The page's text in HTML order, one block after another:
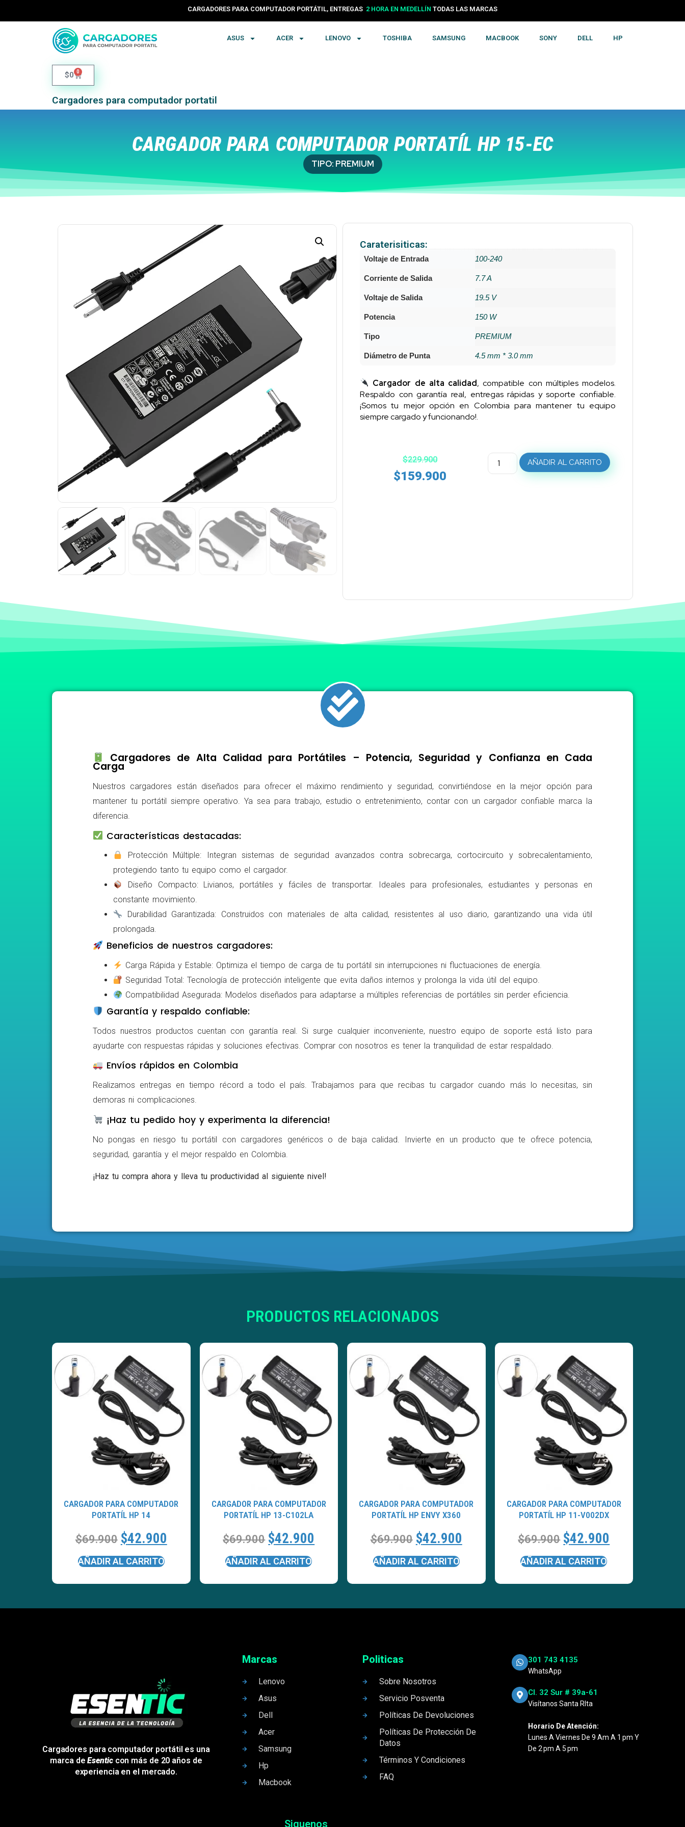
CARGADORES PARA COMPUTADOR PORTÁTIL, ENTREGAS 2 HORA EN MEDELLÍN
24 HORAS EN COLOMBIA TODAS LAS MARCAS
ASUS ACER LENOVO TOSHIBA SAMSUNG MACBOOK SONY DELL HP
$0 0
Cargadores para computador portatil
CARGADOR PARA COMPUTADOR PORTATÍL HP 15-EC
TIPO: PREMIUM
Caraterisiticas:
Voltaje de Entrada 100-240
Corriente de Salida 7.7 A
Voltaje de Salida 19.5 V
Potencia 150 W
Tipo PREMIUM
Diámetro de Punta 4.5 mm * 3.0 mm
Cargador de alta calidad, compatible con múltiples modelos.
Respaldo con garantía real, entregas rápidas y soporte confiable.
¡Somos tu mejor opción en Colombia para mantener tu equipo
siempre cargado y funcionando!.
$229.900
$159.900
AÑADIR AL CARRITO
Cargadores de Alta Calidad para Portátiles – Potencia, Seguridad y Confianza en Cada
Carga
Nuestros cargadores están diseñados para ofrecer el máximo rendimiento y seguridad, convirtiéndose en la mejor opción para
mantener tu portátil siempre operativo. Ya sea para trabajo, estudio o entretenimiento, contar con un cargador confiable marca la
diferencia.
Características destacadas:
Protección Múltiple: Integran sistemas de seguridad avanzados contra sobrecarga, cortocircuito y sobrecalentamiento,
protegiendo tanto tu equipo como el cargador.
Diseño Compacto: Livianos, portátiles y fáciles de transportar. Ideales para profesionales, estudiantes y personas en
constante movimiento.
Durabilidad Garantizada: Construidos con materiales de alta calidad, resistentes al uso diario, garantizando una vida útil
prolongada.
Beneficios de nuestros cargadores:
Carga Rápida y Estable: Optimiza el tiempo de carga de tu portátil sin interrupciones ni fluctuaciones de energía.
Seguridad Total: Tecnología de protección inteligente que evita daños internos y prolonga la vida útil del equipo.
Compatibilidad Asegurada: Modelos diseñados para adaptarse a múltiples referencias de portátiles sin perder eficiencia.
Garantía y respaldo confiable:
Todos nuestros productos cuentan con garantía real. Si surge cualquier inconveniente, nuestro equipo de soporte está listo para
ayudarte con respuestas rápidas y soluciones efectivas. Comprar con nosotros es tener la tranquilidad de estar respaldado.
Envíos rápidos en Colombia
Realizamos entregas en tiempo récord a todo el país. Trabajamos para que recibas tu cargador cuando más lo necesitas, sin
demoras ni complicaciones.
¡Haz tu pedido hoy y experimenta la diferencia!
No pongas en riesgo tu portátil con cargadores genéricos o de baja calidad. Invierte en un producto que te ofrece potencia,
seguridad, garantía y el mejor respaldo en Colombia.
¡Haz tu compra ahora y lleva tu productividad al siguiente nivel!
PRODUCTOS RELACIONADOS
CARGADOR PARA COMPUTADOR
PORTATÍL HP 14
$69.900 $42.900
AÑADIR AL CARRITO
CARGADOR PARA COMPUTADOR
PORTATÍL HP 13-C102LA
$69.900 $42.900
AÑADIR AL CARRITO
CARGADOR PARA COMPUTADOR
PORTATÍL HP ENVY X360
$69.900 $42.900
AÑADIR AL CARRITO
CARGADOR PARA COMPUTADOR
PORTATÍL HP 11-V002DX
$69.900 $42.900
AÑADIR AL CARRITO
Cargadores para computador portátil es una
marca deEsenticcon más de 20 años de
experiencia en el mercado.
Marcas
Lenovo
Asus
Dell
Acer
Samsung
Hp
Macbook
Politicas
Sobre Nosotros
Servicio Posventa
Políticas De Devoluciones
Políticas De Protección De
Datos
Términos Y Condiciones
FAQ
301 743 4135
WhatsApp
Cl. 32 Sur # 39a-61
Visítanos Santa RIta
Horario De Atención:
Lunes A Viernes De 9 Am A 1 Pm Y
De 2 Pm A 5 Pm
Siguenos